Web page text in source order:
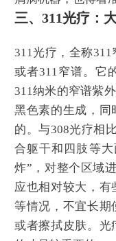
三、311光疗：
311光疗，全称311
或者311窄谱。它
311纳米的窄谱紫
黑色素的生成，同
的。与308光疗相
合躯干和四肢等
炸”，对整个区域
应也相对较大，
等情况，不宜长期
或者擦拭皮肤。光